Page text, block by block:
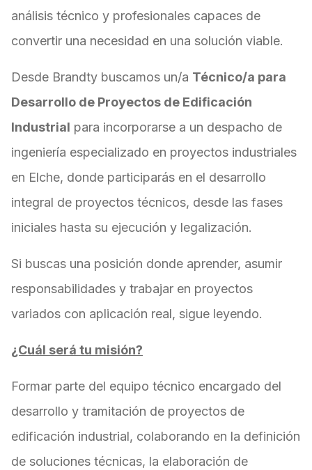
análisis técnico y profesionales capaces de
convertir una necesidad en una solución viable.
Desde Brandty buscamos un/a Técnico/a para
Desarrollo de Proyectos de Edificación
Industrial para incorporarse a un despacho de
ingeniería especializado en proyectos industriales
en Elche, donde participarás en el desarrollo
integral de proyectos técnicos, desde las fases
iniciales hasta su ejecución y legalización.
Si buscas una posición donde aprender, asumir
responsabilidades y trabajar en proyectos
variados con aplicación real, sigue leyendo.
¿Cuál será tu misión?
Formar parte del equipo técnico encargado del
desarrollo y tramitación de proyectos de
edificación industrial, colaborando en la definición
de soluciones técnicas, la elaboración de